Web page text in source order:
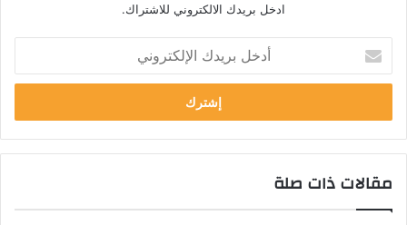
ادخل بريدك الالكتروني للاشتراك.
بريدك
الإلكتروني
مقالات ذات صلة